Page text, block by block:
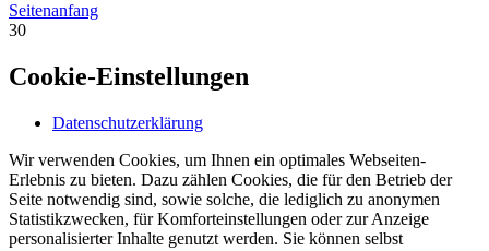
Seitenanfang
30
Cookie-Einstellungen
Datenschutzerklärung
Wir verwenden Cookies, um Ihnen ein optimales Webseiten-
Erlebnis zu bieten. Dazu zählen Cookies, die für den Betrieb der
Seite notwendig sind, sowie solche, die lediglich zu anonymen
Statistikzwecken, für Komforteinstellungen oder zur Anzeige
personalisierter Inhalte genutzt werden. Sie können selbst